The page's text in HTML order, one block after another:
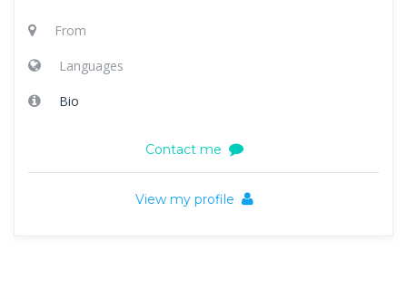
From
Languages
Bio
Contact me
View my profile